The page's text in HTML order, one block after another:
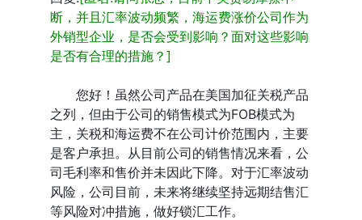
断，并且汇率波动频繁，海运费涨价公司作为
外销型企业，是否会受到影响？面对这些影响
是否有合理的措施？]
您好！虽然公司产品在美国加征关税产品
之列，但由于公司的销售模式为FOB模式为
主，关税和海运费不在公司计价范围内，主要
是客户承担。从目前公司的销售情况来看，公
司毛利率和售价并未因此下降。对于汇率波动
风险，公司目前，未来将继续坚持远期结售汇
等风险对冲措施，做好锁汇工作。